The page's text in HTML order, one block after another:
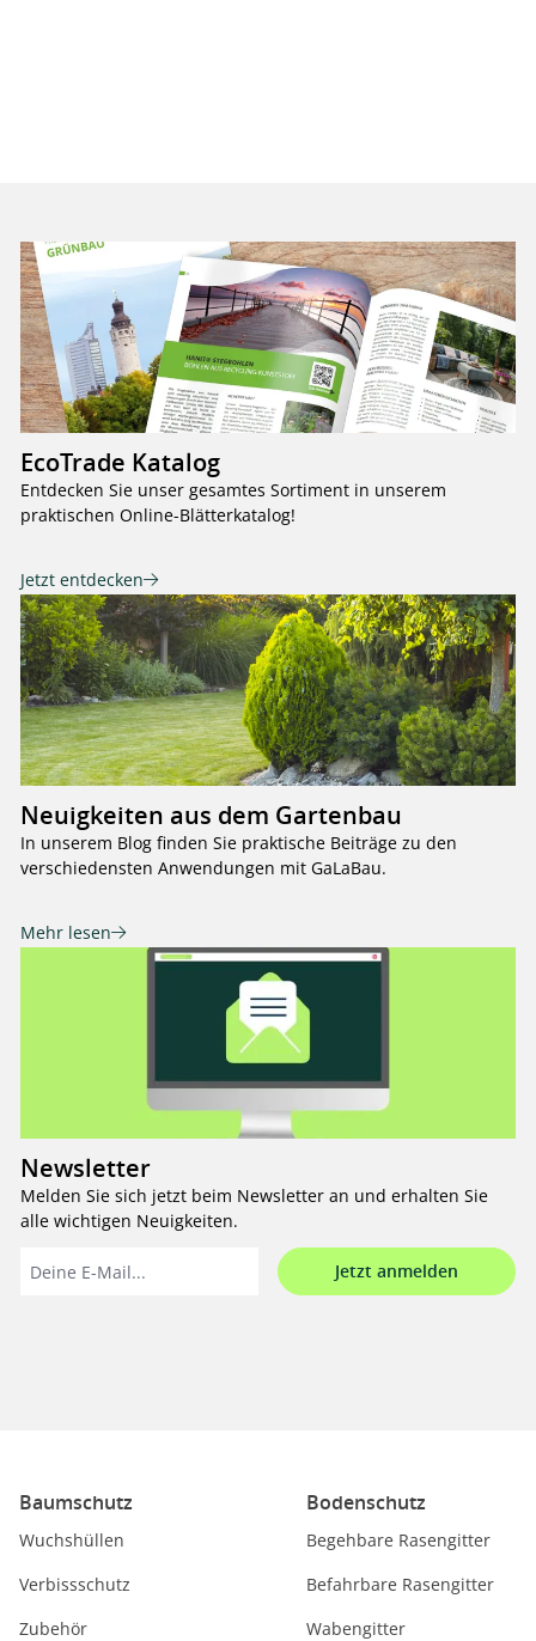
EcoTrade Katalog
Entdecken Sie unser gesamtes Sortiment in unserem
praktischen Online-Blätterkatalog!
Jetzt entdecken
Neuigkeiten aus dem Gartenbau
In unserem Blog finden Sie praktische Beiträge zu den
verschiedensten Anwendungen mit GaLaBau.
Mehr lesen
Newsletter
Melden Sie sich jetzt beim Newsletter an und erhalten Sie
alle wichtigen Neuigkeiten.
Jetzt anmelden
Baumschutz
Wuchshüllen
Verbissschutz
Zubehör
Bodenschutz
Begehbare Rasengitter
Befahrbare Rasengitter
Wabengitter